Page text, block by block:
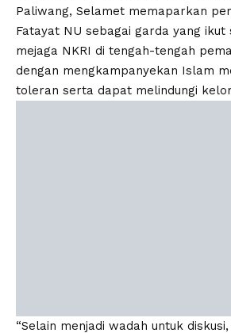
Paliwang, Selamet memaparkan
Fatayat NU sebagai garda yang
mejaga NKRI di tengah-tengah
dengan mengkampanyekan Islam
toleran serta dapat melindungi
“Selain menjadi wadah untuk